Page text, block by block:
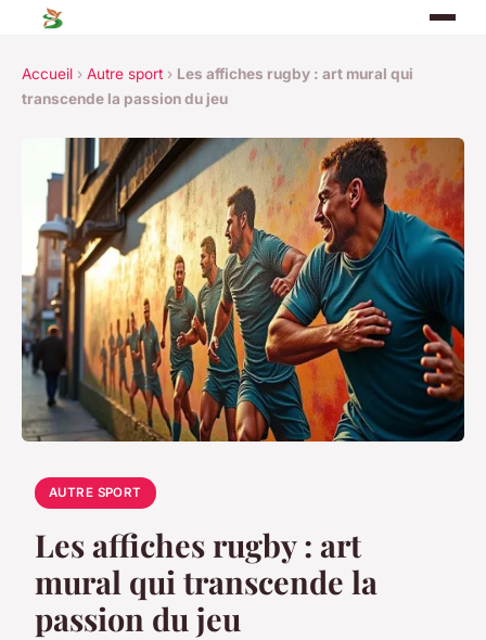
Accueil › Autre sport › Les affiches rugby : art mural qui
transcende la passion du jeu
AUTRE SPORT
Les affiches rugby : art
mural qui transcende la
passion du jeu